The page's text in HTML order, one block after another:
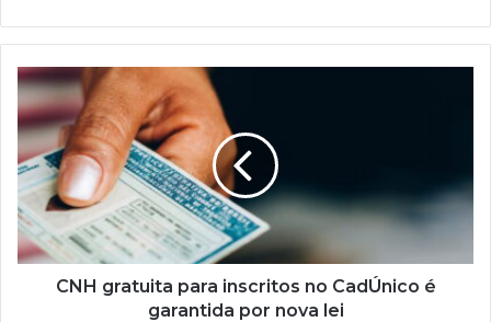
CNH
gratuita
para
inscritos
no
CadÚnico
é
garantida
por
CNH gratuita para inscritos no CadÚnico é
garantida por nova lei